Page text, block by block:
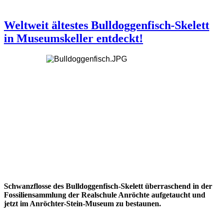
Weltweit ältestes Bulldoggenfisch-Skelett
in Museumskeller entdeckt!
Schwanzflosse des Bulldoggenfisch-Skelett überraschend in der
Fossiliensammlung der Realschule Anröchte aufgetaucht und
jetzt im Anröchter-Stein-Museum zu bestaunen.